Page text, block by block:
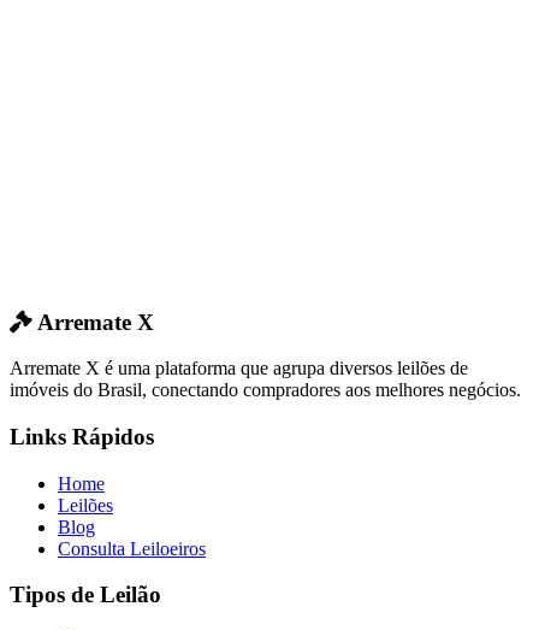
Arremate X
Arremate X é uma plataforma que agrupa diversos leilões de
imóveis do Brasil, conectando compradores aos melhores negócios.
Links Rápidos
Home
Leilões
Blog
Consulta Leiloeiros
Tipos de Leilão